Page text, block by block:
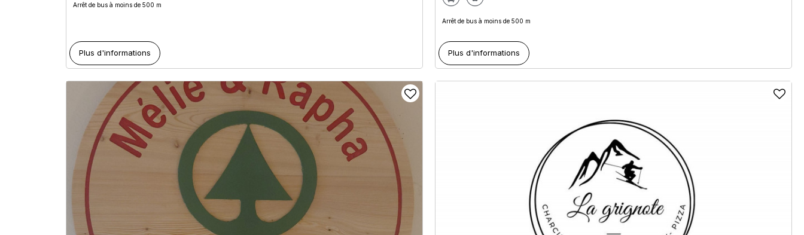
Arrêt de bus à moins de 500 m
Plus d'informations
Arrêt de bus à moins de 500 m
Plus d'informations